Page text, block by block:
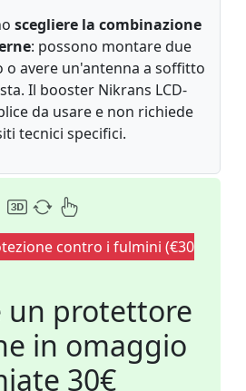
scegliere la combinazione
: possono montare due
avere un'antenna a soffitto
Il booster Nikrans LCD-
da usare e non richiede
tecnici specifici.
contro i fulmini (€30
un protettore
in omaggio
30€